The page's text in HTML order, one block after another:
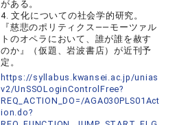
がある。
4. 文化についての社会学的研究。
『慈悲のポリティクス――モーツァル
トのオペラにおいて、誰が誰を赦す
のか』（仮題、岩波書店）が近刊予
定。
https://syllabus.kwansei.ac.jp/unias
v2/UnSSOLoginControlFree?
REQ_ACTION_DO=/AGA030PLS01Act
ion.do?